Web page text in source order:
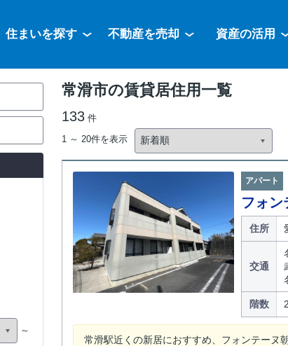
住まいを探す 不動産を売却 資産の活用
常滑市の賃貸居住用一覧
133 件
1 ～ 20件を表示
アパート
フォン
住所
交通
階数
常滑駅近くの新居におすすめ、フォンテーヌ